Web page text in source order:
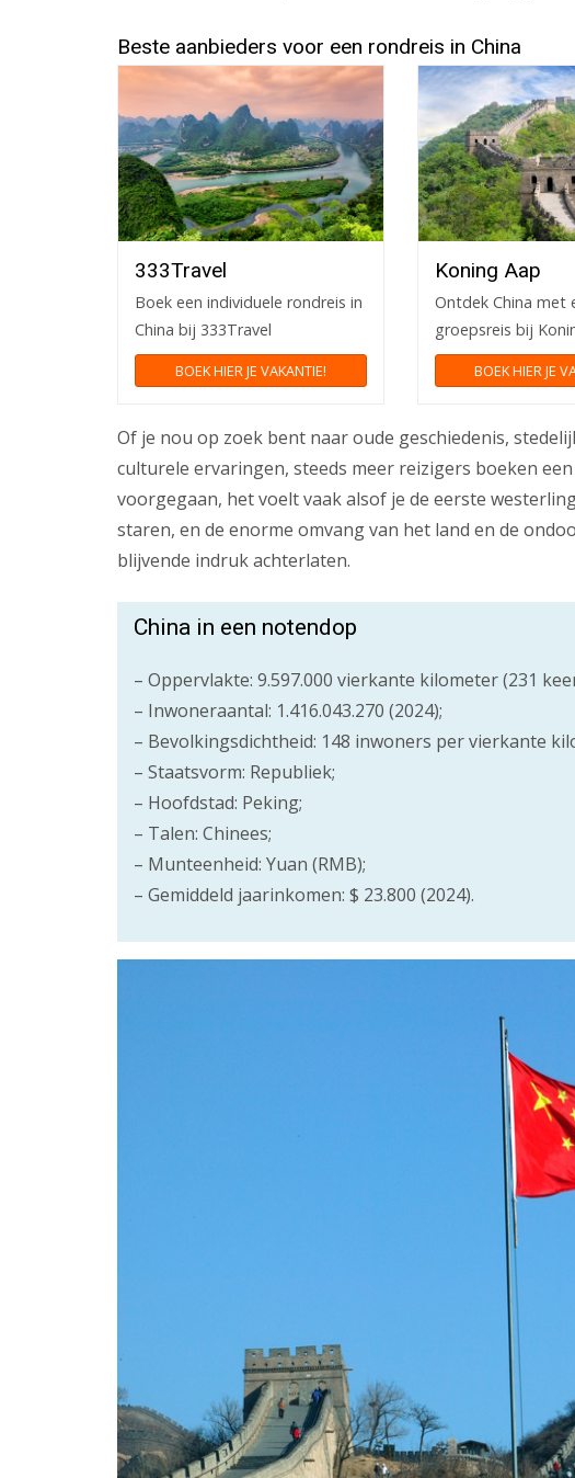
Beste aanbieders voor een rondreis in China
333Travel
Boek een individuele rondreis in
China bij 333Travel
BOEK HIER JE VAKANTIE!
Koning Aap
Ontdek China met
groepsreis bij
BOEK HIER JE
Of je nou op zoek bent naar oude geschiedenis,
culturele ervaringen, steeds meer reizigers boeken
voorgegaan, het voelt vaak alsof je de eerste
staren, en de enorme omvang van het land en de
blijvende indruk achterlaten.
China in een notendop
– Oppervlakte: 9.597.000 vierkante kilometer (231
– Inwoneraantal: 1.416.043.270 (2024);
– Bevolkingsdichtheid: 148 inwoners per vierkante
– Staatsvorm: Republiek;
– Hoofdstad: Peking;
– Talen: Chinees;
– Munteenheid: Yuan (RMB);
– Gemiddeld jaarinkomen: $ 23.800 (2024).